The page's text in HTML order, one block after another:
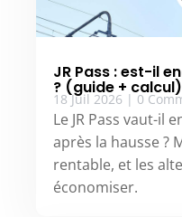
JR Pass : est-il
? (guide + calcul)
18 Juil 2026 | 0
Le JR Pass vaut-il
après la hausse ?
rentable, et les
économiser.